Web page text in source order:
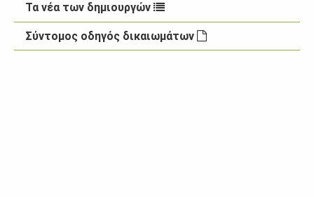
Τα νέα των δημιουργών
Σύντομος οδηγός δικαιωμάτων